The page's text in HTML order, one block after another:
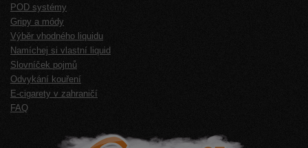
POD systémy
Gripy a módy
Výběr vhodného liquidu
Namíchej si vlastní liquid
Slovníček pojmů
Odvykání kouření
E-cigarety v zahraničí
FAQ